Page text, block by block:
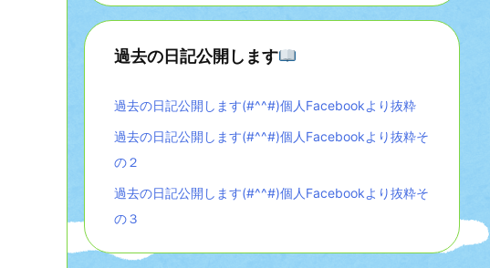
過去の日記公開します
過去の日記公開します(#^^#)個人Facebookより抜粋
過去の日記公開します(#^^#)個人Facebookより抜粋そ
の２
過去の日記公開します(#^^#)個人Facebookより抜粋そ
の３